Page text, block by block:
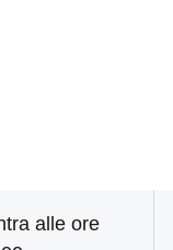
alle ore